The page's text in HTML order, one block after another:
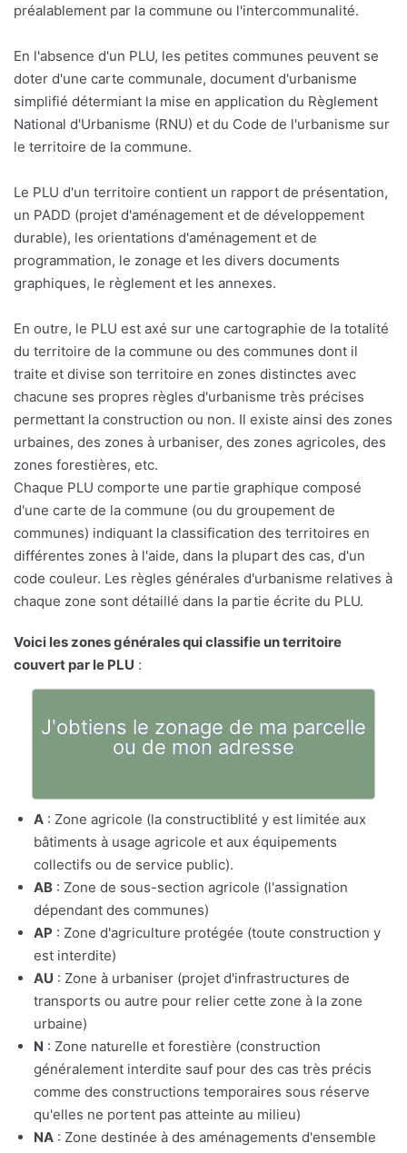
préalablement par la commune ou l'intercommunalité.
En l'absence d'un PLU, les petites communes peuvent se
doter d'une carte communale, document d'urbanisme
simplifié détermiant la mise en application du Règlement
National d'Urbanisme (RNU) et du Code de l'urbanisme sur
le territoire de la commune.
Le PLU d'un territoire contient un rapport de présentation,
un PADD (projet d'aménagement et de développement
durable), les orientations d'aménagement et de
programmation, le zonage et les divers documents
graphiques, le règlement et les annexes.
En outre, le PLU est axé sur une cartographie de la totalité
du territoire de la commune ou des communes dont il
traite et divise son territoire en zones distinctes avec
chacune ses propres règles d'urbanisme très précises
permettant la construction ou non. Il existe ainsi des zones
urbaines, des zones à urbaniser, des zones agricoles, des
zones forestières, etc.
Chaque PLU comporte une partie graphique composé
d'une carte de la commune (ou du groupement de
communes) indiquant la classification des territoires en
différentes zones à l'aide, dans la plupart des cas, d'un
code couleur. Les règles générales d'urbanisme relatives à
chaque zone sont détaillé dans la partie écrite du PLU.
Voici les zones générales qui classifie un territoire
couvert par le PLU :
J'obtiens le zonage de ma parcelle
ou de mon adresse
A : Zone agricole (la constructiblité y est limitée aux
bâtiments à usage agricole et aux équipements
collectifs ou de service public).
AB : Zone de sous-section agricole (l'assignation
dépendant des communes)
AP : Zone d'agriculture protégée (toute construction y
est interdite)
AU : Zone à urbaniser (projet d'infrastructures de
transports ou autre pour relier cette zone à la zone
urbaine)
N : Zone naturelle et forestière (construction
généralement interdite sauf pour des cas très précis
comme des constructions temporaires sous réserve
qu'elles ne portent pas atteinte au milieu)
NA : Zone destinée à des aménagements d'ensemble